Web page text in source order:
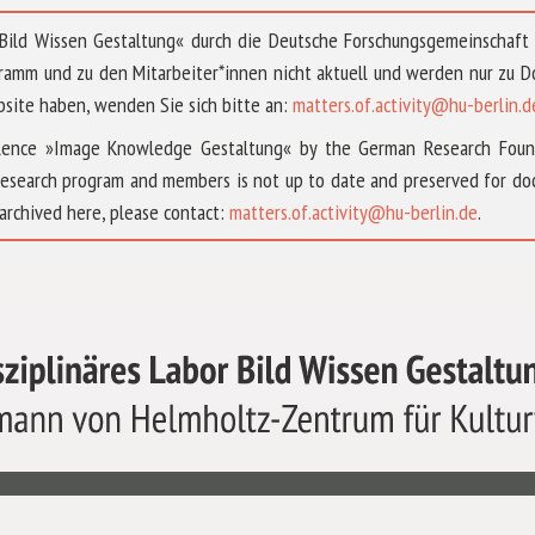
Wissen Gestaltung« durch die Deutsche
und zu den Mitarbeiter*innen nicht aktuell und werden nur zu
haben, wenden Sie sich bitte an: matters.of.activity@hu-
»Image Knowledge Gestaltung« by the German Research
program and members is not up to date and preserved for
here, please contact: matters.of.activity@hu-berlin.de.